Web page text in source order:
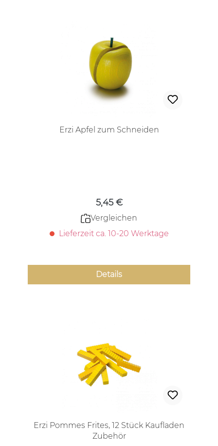
Erzi Apfel zum Schneiden
5,45 €
Vergleichen
Lieferzeit ca. 10-20 Werktage
Details
Erzi Pommes Frites, 12 Stück Kaufladen
Zubehör